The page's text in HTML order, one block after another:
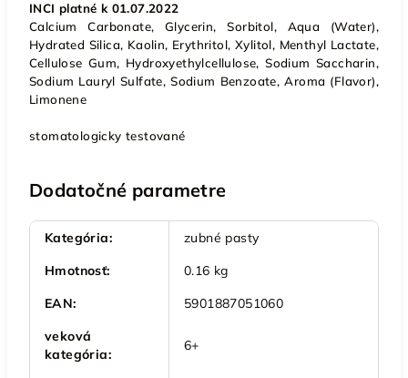
INCI platné k 01.07.2022
Calcium Carbonate, Glycerin, Sorbitol, Aqua (Water),
Hydrated Silica, Kaolin, Erythritol, Xylitol, Menthyl Lactate,
Cellulose Gum, Hydroxyethylcellulose, Sodium Saccharin,
Sodium Lauryl Sulfate, Sodium Benzoate, Aroma (Flavor),
Limonene
stomatologicky testované
Dodatočné parametre
Kategória:
zubné pasty
Hmotnosť:
0.16 kg
EAN:
5901887051060
veková
kategória:
6+